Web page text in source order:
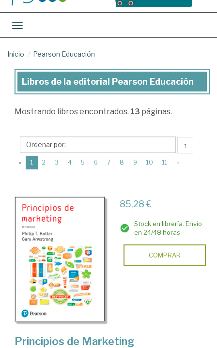
Toggle navigation
Inicio Pearson Educación
Libros
la
Pearson
Educación
Libros de la editorial Pearson Educación
Mostrando libros encontrados. 13 páginas.
↑
« 1 (current)
2 3 4 5 6 7 8 9 10 11 »
85,28 €
Stock en librería. Envío
en 24/48 horas
COMPRAR
Principios de Marketing